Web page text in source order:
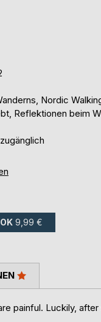
Nordic
Reflektionen beim
9,99 €
painful. Luckily,